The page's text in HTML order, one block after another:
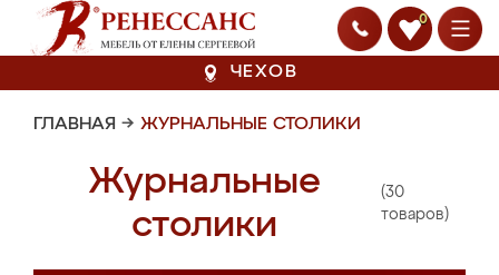
0
ЧЕХОВ
ГЛАВНАЯ → ЖУРНАЛЬНЫЕ СТОЛИКИ
Журнальные
столики
(30
товаров)